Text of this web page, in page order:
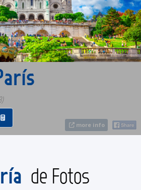
ORIENTE
PROMOCIONES
COMPRAR
more info
de Fotos